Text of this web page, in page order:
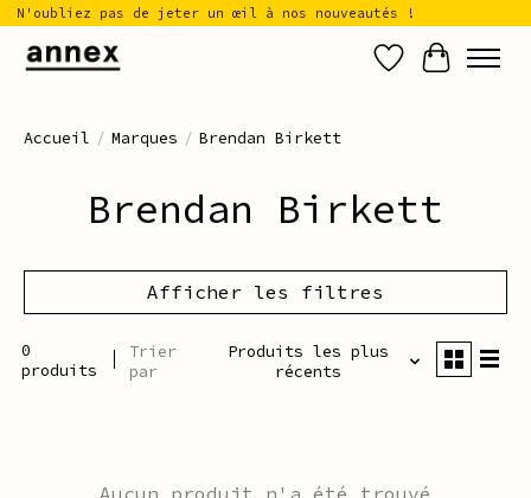
N'oubliez pas de jeter un œil à nos nouveautés !
Liste de
Panier
Accueil / Marques / Brendan Birkett
Brendan Birkett
Afficher les filtres
0
produits
Trier
par
Produits les plus
récents
Aucun produit n'a été trouvé